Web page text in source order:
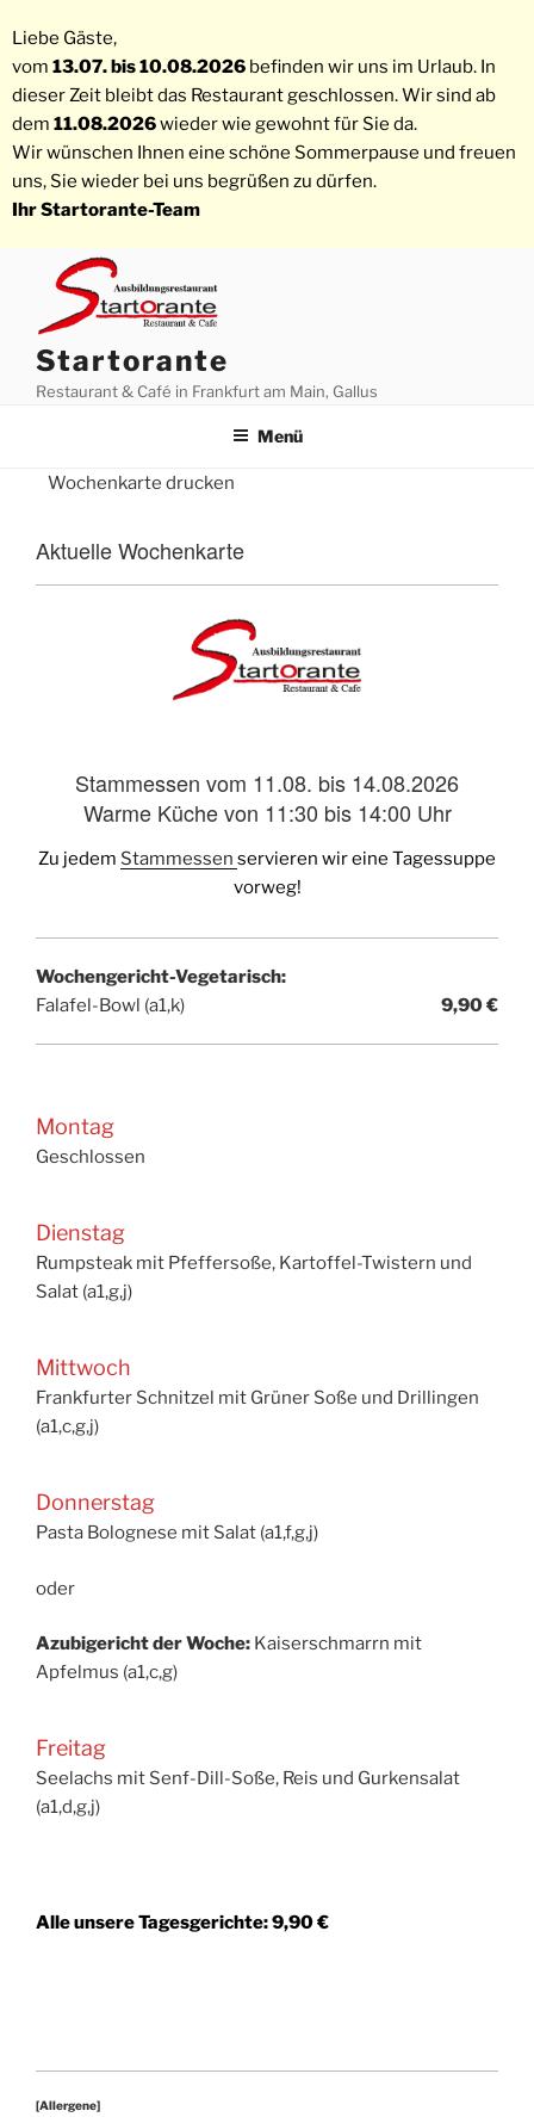
Liebe Gäste,
vom 13.07. bis 10.08.2026 befinden wir uns im Urlaub. In
dieser Zeit bleibt das Restaurant geschlossen. Wir sind ab
dem 11.08.2026wieder wie gewohnt für Sie da.
Wir wünschen Ihnen eine schöne Sommerpause und freuen
uns, Sie wieder bei uns begrüßen zu dürfen.
Ihr Startorante-Team
Startorante
Restaurant & Café in Frankfurt am Main, Gallus
Menü
Wochenkarte drucken
Aktuelle Wochenkarte
Stammessen vom 11.08. bis 14.08.2026
Warme Küche von 11:30 bis 14:00 Uhr
Zu jedem Stammessen servieren wir eine Tagessuppe
vorweg!
Wochengericht-Vegetarisch:
Falafel-Bowl (a1,k)
9,90 €
Montag
Geschlossen
Dienstag
Rumpsteak mit Pfeffersoße, Kartoffel-Twistern und
Salat (a1,g,j)
Mittwoch
Frankfurter Schnitzel mit Grüner Soße und Drillingen
(a1,c,g,j)
Donnerstag
Pasta Bolognese mit Salat (a1,f,g,j)
oder
Azubigericht der Woche: Kaiserschmarrn mit
Apfelmus (a1,c,g)
Freitag
Seelachs mit Senf-Dill-Soße, Reis und Gurkensalat
(a1,d,g,j)
Alle unsere Tagesgerichte: 9,90 €
[Allergene]